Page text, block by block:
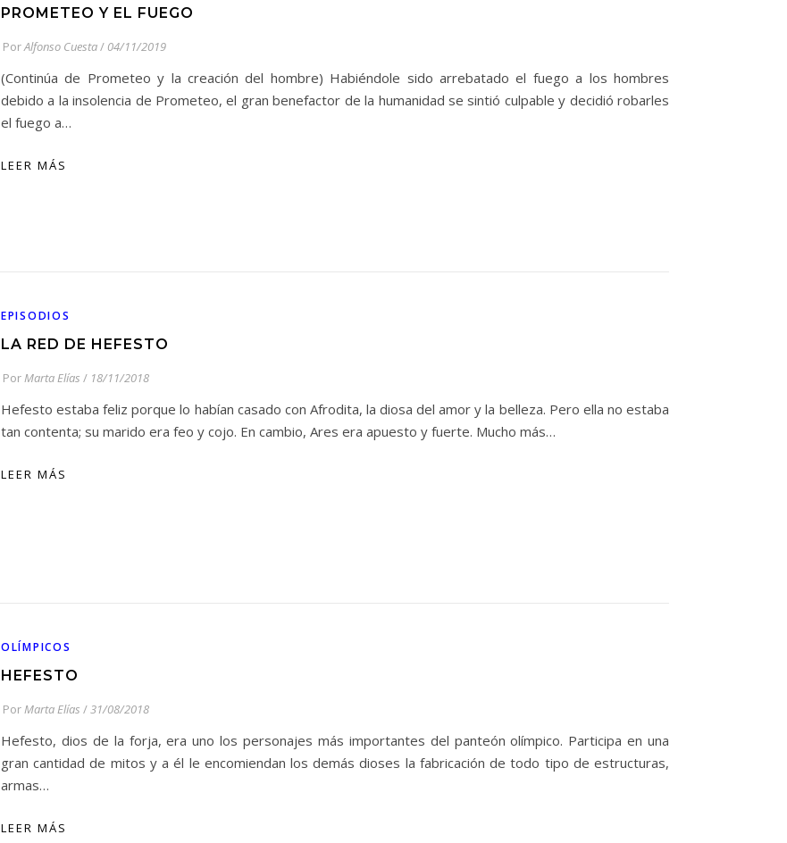
PROMETEO Y EL FUEGO
PorAlfonso Cuesta/ 04/11/2019
(Continúa de Prometeo y la creación del hombre) Habiéndole sido arrebatado el fuego a los hombres
debido a la insolencia de Prometeo, el gran benefactor de la humanidad se sintió culpable y decidió robarles
el fuego a…
LEER MÁS
EPISODIOS
LA RED DE HEFESTO
PorMarta Elías / 18/11/2018
Hefesto estaba feliz porque lo habían casado con Afrodita, la diosa del amor y la belleza. Pero ella no estaba
tan contenta; su marido era feo y cojo. En cambio, Ares era apuesto y fuerte. Mucho más…
LEER MÁS
OLÍMPICOS
HEFESTO
PorMarta Elías /31/08/2018
Hefesto, dios de la forja, era uno los personajes más importantes del panteón olímpico. Participa en una
gran cantidad de mitos y a él le encomiendan los demás dioses la fabricación de todo tipo de estructuras,
armas…
LEER MÁS